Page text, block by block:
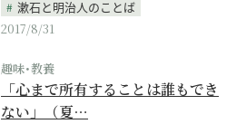
漱石と明治人のことば
2017/8/31
趣味･教養
「心まで所有することは誰もでき
ない」（夏…